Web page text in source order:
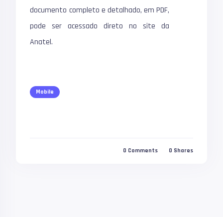
documento completo e detalhado, em PDF,
pode ser acessado direto no site da
Anatel.
Mobile
0 Comments 0 Shares